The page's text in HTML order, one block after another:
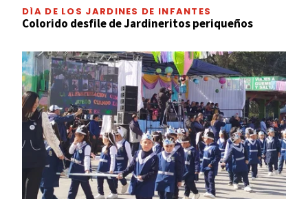
DÍA DE LOS JARDINES DE INFANTES
Colorido desfile de Jardineritos periqueños